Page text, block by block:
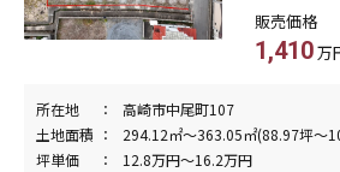
販売価格
1,410万
所在地
高崎市中尾町107
土地面積
294.12㎡～363.05㎡(88.97坪～
坪単価
12.8万円～16.2万円